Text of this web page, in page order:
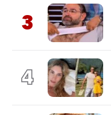
3
4